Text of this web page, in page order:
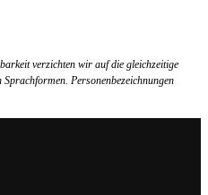
verzichten wir auf die gleichzeitige
Personenbezeichnungen